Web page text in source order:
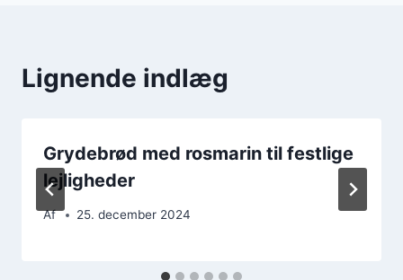
Lignende indlæg
Grydebrød med rosmarin til festlige
lejligheder
Af 25. december 2024